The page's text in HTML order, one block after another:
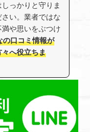
っかりと守りま
い。業者ではな
や思いをぶつけ
の口コミ情報が
へ役立ちま